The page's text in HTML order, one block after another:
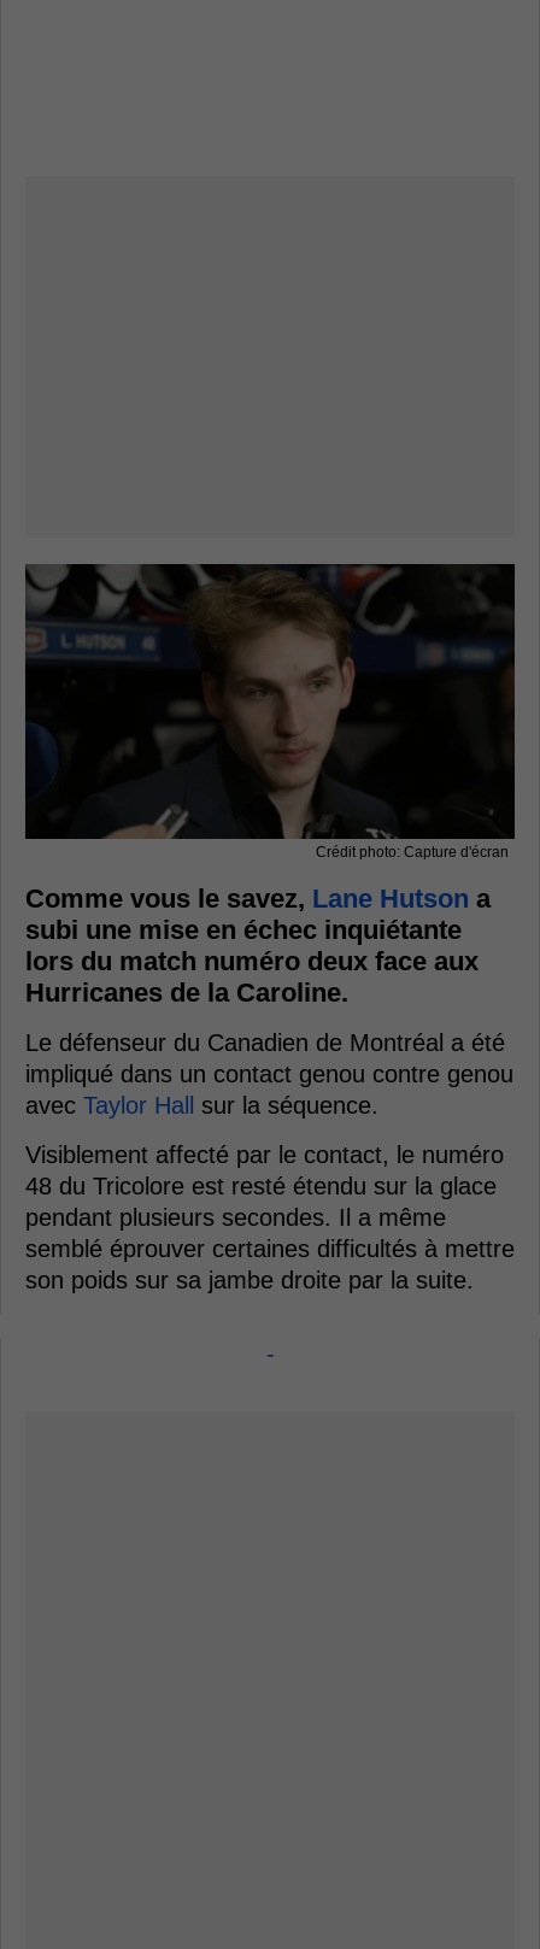
Crédit photo: Capture d'écran
Comme vous le savez, Lane Hutson a
subi une mise en échec inquiétante
lors du match numéro deux face aux
Hurricanes de la Caroline.
Le défenseur du Canadien de Montréal a été
impliqué dans un contact genou contre genou
avec Taylor Hall
sur la séquence.
Visiblement affecté par le contact, le numéro
48 du Tricolore est resté étendu sur la glace
pendant plusieurs secondes. Il a même
semblé éprouver certaines difficultés à mettre
son poids sur sa jambe droite par la suite.
-